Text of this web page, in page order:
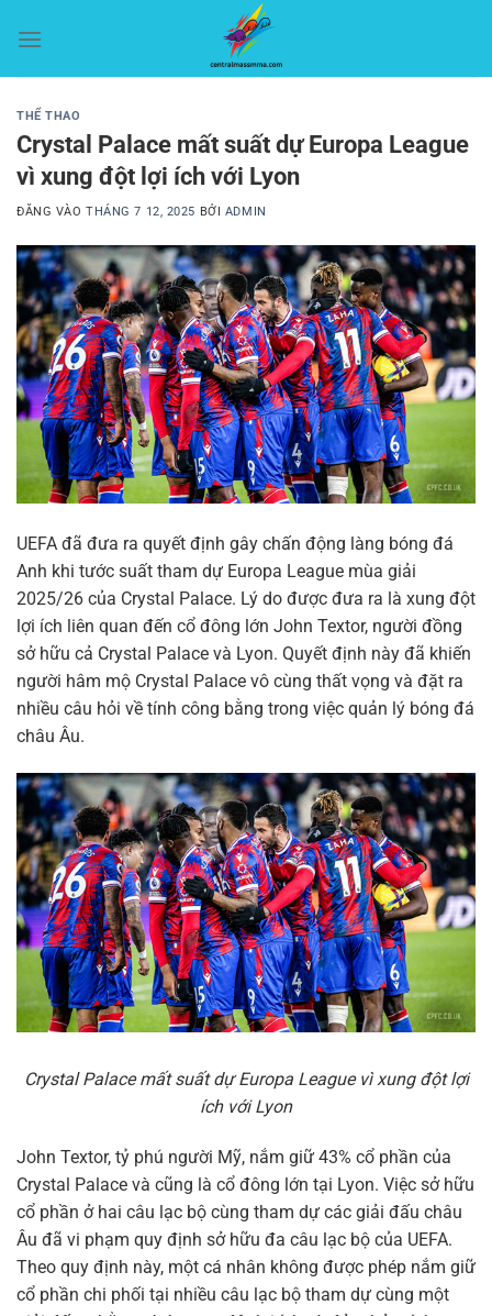
qua
THỂ THAO
Crystal Palace mất suất dự Europa League
vì xung đột lợi ích với Lyon
ĐĂNG VÀOTHÁNG 7 12, 2025 BỞI ADMIN
UEFA đã đưa ra quyết định gây chấn động làng bóng đá
Anh khi tước suất tham dự Europa League mùa giải
2025/26 của Crystal Palace. Lý do được đưa ra là xung đột
lợi ích liên quan đến cổ đông lớn John Textor, người đồng
sở hữu cả Crystal Palace và Lyon. Quyết định này đã khiến
người hâm mộ Crystal Palace vô cùng thất vọng và đặt ra
nhiều câu hỏi về tính công bằng trong việc quản lý bóng đá
châu Âu.
Crystal Palace mất suất dự Europa League vì xung đột lợi
ích với Lyon
John Textor, tỷ phú người Mỹ, nắm giữ 43% cổ phần của
Crystal Palace và cũng là cổ đông lớn tại Lyon. Việc sở hữu
cổ phần ở hai câu lạc bộ cùng tham dự các giải đấu châu
Âu đã vi phạm quy định sở hữu đa câu lạc bộ của UEFA.
Theo quy định này, một cá nhân không được phép nắm giữ
cổ phần chi phối tại nhiều câu lạc bộ tham dự cùng một